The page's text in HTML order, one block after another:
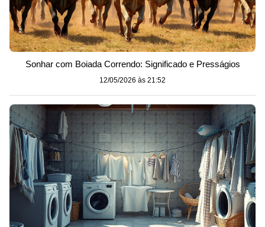
Sonhar com Boiada Correndo: Significado e Presságios
12/05/2026 às 21:52